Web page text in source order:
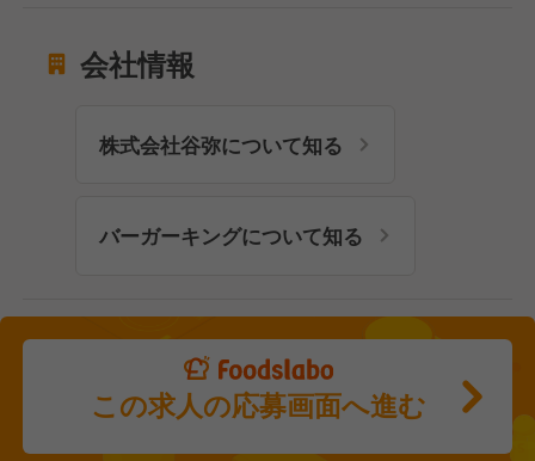
会社情報
株式会社谷弥について知る
バーガーキングについて知る
この求人の応募画面へ進む